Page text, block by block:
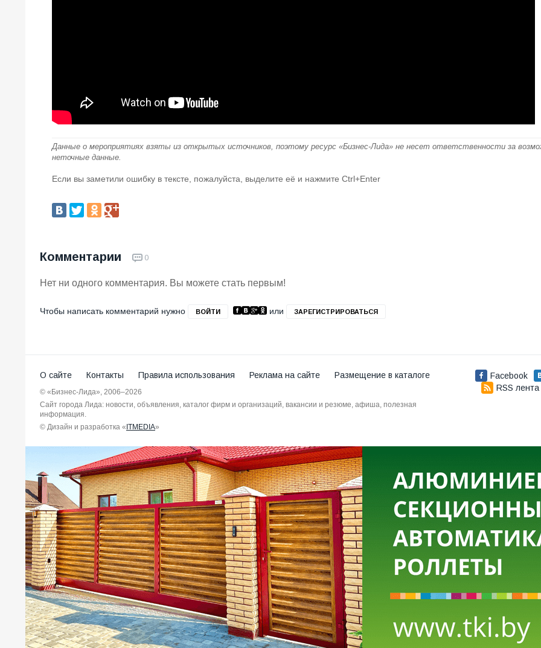
Данные о мероприятиях взяты из открытых источников, поэтому ресурс «Бизнес-Лида» не несет ответственности за
неточные данные.
Если вы заметили ошибку в тексте, пожалуйста, выделите её и нажмите Ctrl+Enter
Комментарии 0
Нет ни одного комментария. Вы можете стать первым!
Чтобы написать комментарий нужно ВОЙТИ или ЗАРЕГИСТРИРОВАТЬСЯ
О сайте Контакты Правила использования Реклама на сайте Размещение в каталоге
© «Бизнес-Лида», 2006–2026
Сайт города Лида: новости, объявления, каталог фирм и организаций, вакансии и резюме, афиша, полезная
информация.
© Дизайн и разработка «ITMEDIA»
Facebook
RSS лента